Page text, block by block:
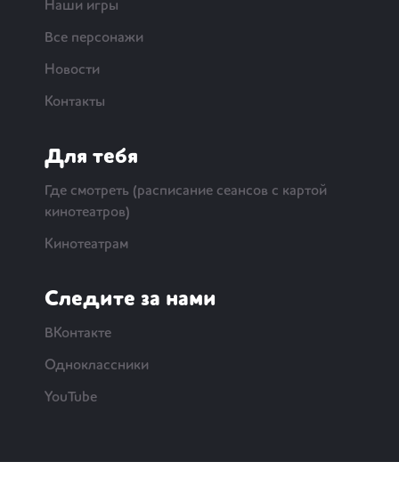
Наши игры
Все персонажи
Новости
Контакты
Для тебя
Где смотреть (расписание сеансов с картой
кинотеатров)
Кинотеатрам
Следите за нами
ВКонтакте
Одноклассники
YouTube